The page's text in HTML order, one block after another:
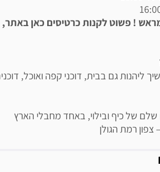
! פשוט לקנות כרטיסים כאן באתר,
ליהנות גם בבית, דוכני קפה ואוכל,
שלם של כיף ובילוי, באחד מחבלי הארץ
רמת הגולן